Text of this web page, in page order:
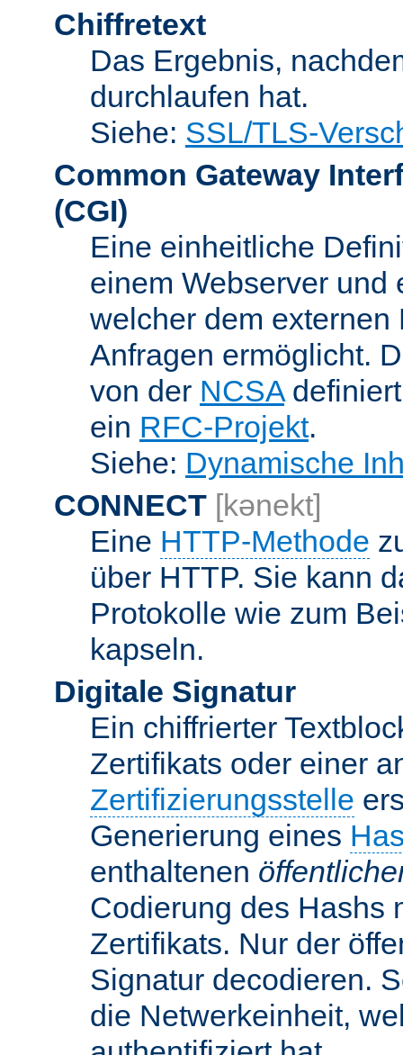
Chiffretext
Das Ergebnis,
durchlaufen hat.
Siehe: SSL/TLS-
Common Gateway
(CGI)
Eine einheitliche
einem Webserver und
welcher dem
Anfragen ermöglicht.
von der NCSA
ein RFC-Projekt.
Siehe: Dynamische
CONNECT [kənekt]
Eine HTTP-Methode
über HTTP. Sie kann
Protokolle wie zum
kapseln.
Digitale Signatur
Ein chiffrierter
Zertifikats oder einer
Zertifizierungsstelle
Generierung eines
enthaltenen
Codierung des Hashs
Zertifikats. Nur der
Signatur decodieren.
die Netwerkeinheit,